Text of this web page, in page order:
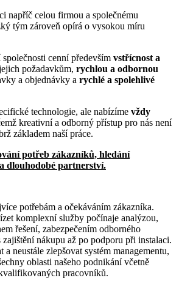
napříč celou firmou a společnému
tým zároveň opírá o vysokou míru
cenní především vstřícnost a
požadavkům, rychlou a odbornou
a objednávky a rychlé a spolehlivé
technologie, ale nabízíme vždy
kreativní a odborný přístup pro nás není
základem naší práce.
potřeb zákazníků, hledání
dlouhodobé partnerství.
potřebám a očekáváním zákazníka.
komplexní služby počínaje analýzou,
řešení, zabezpečením odborného
zajištění nákupu až po podporu při instalaci.
neustále zlepšovat systém managementu,
oblasti našeho podnikání včetně
pracovníků.